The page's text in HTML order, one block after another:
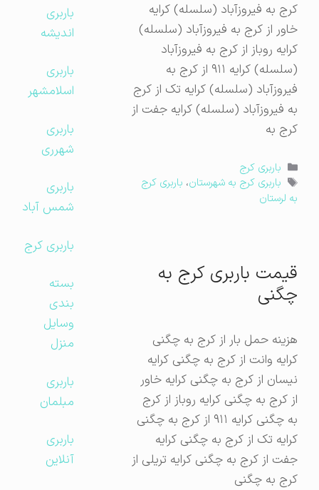
کرج به فیروزآباد (سلسله) کرایه
خاور از کرج به فیروزآباد (سلسله)
کرایه روباز از کرج به فیروزآباد
(سلسله) کرایه ۹۱۱ از کرج به
فیروزآباد (سلسله) کرایه تک از کرج
به فیروزآباد (سلسله) کرایه جفت از
کرج به
دسته‌ها
باربری کرج
برچسب‌ها
باربری کرج به شهرستان،باربری کرج
به لرستان
قیمت باربری کرج به
چگنی
هزینه حمل بار از کرج به چگنی
کرایه وانت از کرج به چگنی کرایه
نیسان از کرج به چگنی کرایه خاور
از کرج به چگنی کرایه روباز از کرج
به چگنی کرایه ۹۱۱ از کرج به چگنی
کرایه تک از کرج به چگنی کرایه
جفت از کرج به چگنی کرایه تریلی از
کرج به چگنی
باربری
اندیشه
باربری
اسلامشهر
باربری
شهرری
باربری
شمس آباد
باربری کرج
بسته
بندی
وسایل
منزل
باربری
مبلمان
باربری
آنلاین